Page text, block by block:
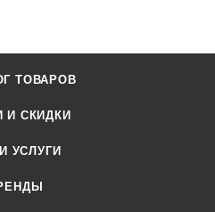
ТОВАРОВ
И СКИДКИ
УСЛУГИ